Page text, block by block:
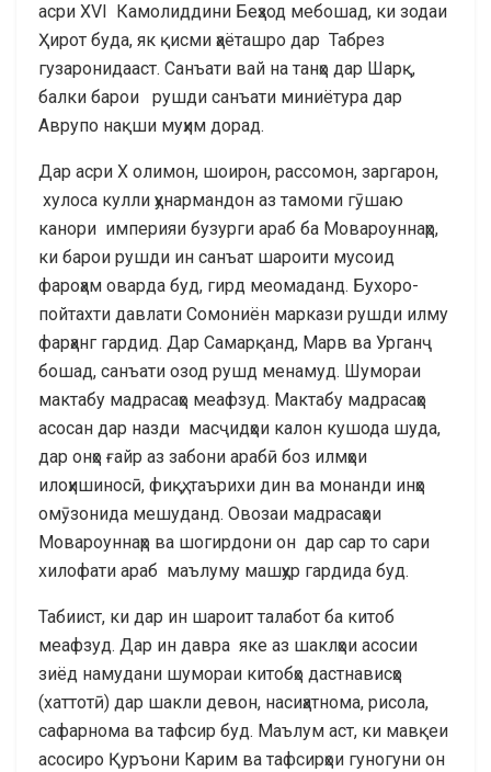
асри XVI Камолиддини Беҳзод мебошад, ки зодаи
Ҳирот буда, як қисми ҳаёташро дар Табрез
гузаронидааст. Санъати вай на танҳо дар Шарқ,
балки барои рушди санъати миниётура дар
Аврупо нақши муҳим дорад.
Дар асри Х олимон, шоирон, рассомон, заргарон,
хулоса кулли ҳунармандон аз тамоми гӯшаю
канори империяи бузурги араб ба Мовароуннаҳр,
ки барои рушди ин санъат шароити мусоид
фароҳам оварда буд, гирд меомаданд. Бухоро-
пойтахти давлати Сомониён маркази рушди илму
фарҳанг гардид. Дар Самарқанд, Марв ва Урганҷ
бошад, санъати озод рушд менамуд. Шумораи
мактабу мадрасаҳо меафзуд. Мактабу мадрасаҳо
асосан дар назди масҷидҳои калон кушода шуда,
дар онҳо ғайр аз забони арабӣ боз илмҳои
илоҳишиносӣ, фиқҳ, таърихи дин ва монанди инҳо
омӯзонида мешуданд. Овозаи мадрасаҳои
Мовароуннаҳр ва шогирдони он дар сар то сари
хилофати араб маълуму машҳур гардида буд.
Табиист, ки дар ин шароит талабот ба китоб
меафзуд. Дар ин давра яке аз шаклҳои асосии
зиёд намудани шумораи китобҳо дастнависҳо
(хаттотӣ) дар шакли девон, насиҳатнома, рисола,
сафарнома ва тафсир буд. Маълум аст, ки мавқеи
асосиро Қуръони Карим ва тафсирҳои гуногуни он